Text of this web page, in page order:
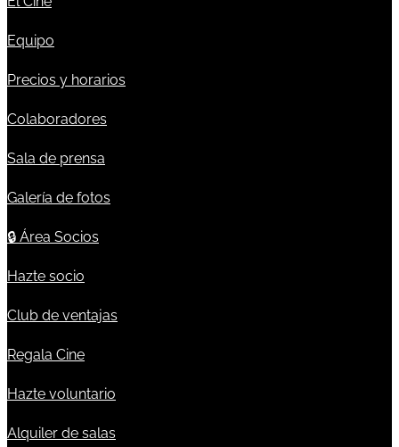
Equipo
Precios y horarios
Colaboradores
Sala de prensa
Galería de fotos
🔒 Área Socios
Hazte socio
Club de ventajas
Regala Cine
Hazte voluntario
Alquiler de salas